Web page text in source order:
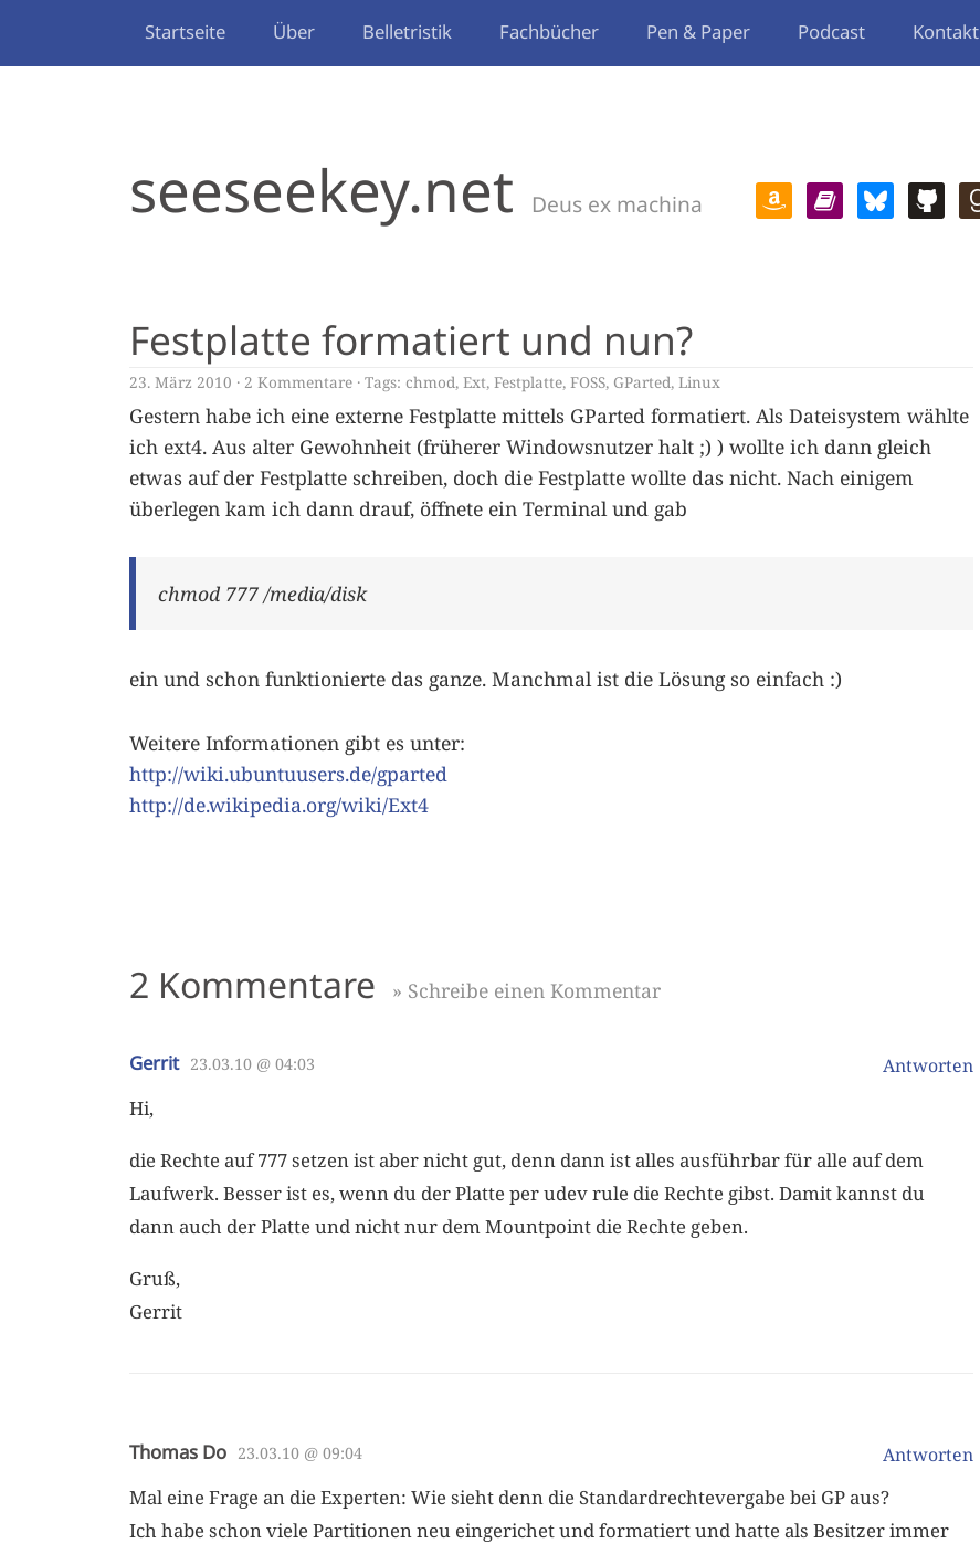
Startseite Über Belletristik Fachbücher Pen & Paper Podcast Kontakt
seeseekey.net Deus ex machina
Festplatte formatiert und nun?
23. März 2010 2 Kommentare Tags: chmod, Ext, Festplatte, FOSS, GParted, Linux
Gestern habe ich eine externe Festplatte mittels GParted formatiert. Als Dateisystem wählte
ich ext4. Aus alter Gewohnheit (früherer Windowsnutzer halt ;) ) wollte ich dann gleich
etwas auf der Festplatte schreiben, doch die Festplatte wollte das nicht. Nach einigem
überlegen kam ich dann drauf, öffnete ein Terminal und gab
chmod 777 /media/disk
ein und schon funktionierte das ganze. Manchmal ist die Lösung so einfach :)
Weitere Informationen gibt es unter:
http://wiki.ubuntuusers.de/gparted
http://de.wikipedia.org/wiki/Ext4
2 Kommentare » Schreibe einen Kommentar
Gerrit Antworten
23.03.10 @ 04:03
Hi,
die Rechte auf 777 setzen ist aber nicht gut, denn dann ist alles ausführbar für alle auf dem
Laufwerk. Besser ist es, wenn du der Platte per udev rule die Rechte gibst. Damit kannst du
dann auch der Platte und nicht nur dem Mountpoint die Rechte geben.
Gruß,
Gerrit
Thomas Do Antworten
23.03.10 @ 09:04
Mal eine Frage an die Experten: Wie sieht denn die Standardrechtevergabe bei GP aus?
Ich habe schon viele Partitionen neu eingerichet und formatiert und hatte als Besitzer immer